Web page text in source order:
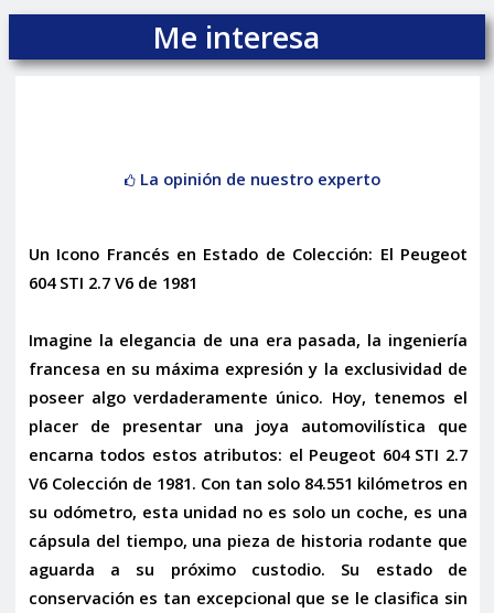
Me interesa
La opinión de nuestro experto
Un Icono Francés en Estado de Colección: El Peugeot
604 STI 2.7 V6 de 1981
Imagine la elegancia de una era pasada, la ingeniería
francesa en su máxima expresión y la exclusividad de
poseer algo verdaderamente único. Hoy, tenemos el
placer de presentar una joya automovilística que
encarna todos estos atributos: el Peugeot 604 STI 2.7
V6 Colección de 1981. Con tan solo 84.551 kilómetros en
su odómetro, esta unidad no es solo un coche, es una
cápsula del tiempo, una pieza de historia rodante que
aguarda a su próximo custodio. Su estado de
conservación es tan excepcional que se le clasifica sin